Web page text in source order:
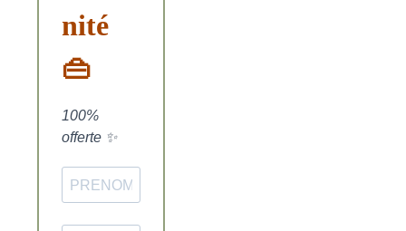
nité
👜
100%
offerte ✨